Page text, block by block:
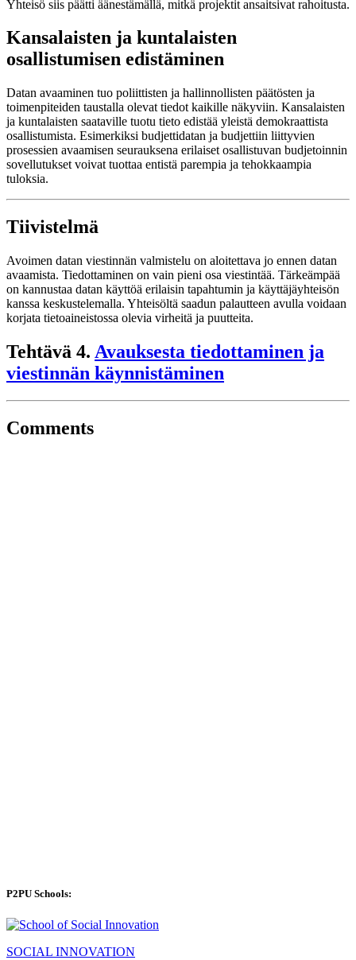
Yhteisö siis päätti äänestämällä, mitkä projektit ansaitsivat rahoitusta.
Kansalaisten ja kuntalaisten
osallistumisen edistäminen
Datan avaaminen tuo poliittisten ja hallinnollisten päätösten ja
toimenpiteiden taustalla olevat tiedot kaikille näkyviin. Kansalaisten
ja kuntalaisten saataville tuotu tieto edistää yleistä demokraattista
osallistumista. Esimerkiksi budjettidatan ja budjettiin liittyvien
prosessien avaamisen seurauksena erilaiset osallistuvan budjetoinnin
sovellutukset voivat tuottaa entistä parempia ja tehokkaampia
tuloksia.
Tiivistelmä
Avoimen datan viestinnän valmistelu on aloitettava jo ennen datan
avaamista. Tiedottaminen on vain pieni osa viestintää. Tärkeämpää
on kannustaa datan käyttöä erilaisin tapahtumin ja käyttäjäyhteisön
kanssa keskustelemalla. Yhteisöltä saadun palautteen avulla voidaan
korjata tietoaineistossa olevia virheitä ja puutteita.
Tehtävä 4. Avauksesta tiedottaminen ja
viestinnän käynnistäminen
Comments
P2PU Schools:
SOCIAL INNOVATION